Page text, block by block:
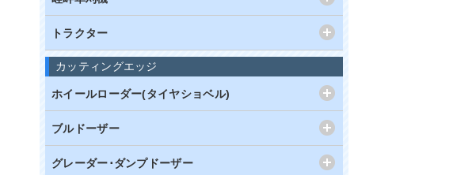
トラクター
カッティングエッジ
ホイールローダー(タイヤショベル)
ブルドーザー
グレーダー･ダンプドーザー